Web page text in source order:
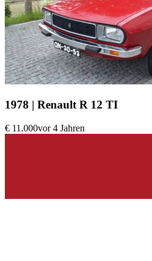
1978 | Renault R 12 TI
€ 11.000vor 4 Jahren